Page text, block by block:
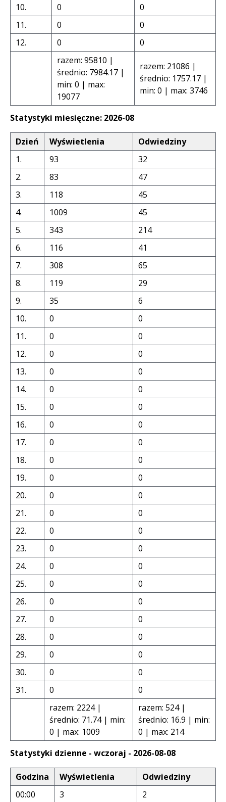
10.
0
0
11.
0
0
12.
0
0
razem: 95810 |
średnio: 7984.17 |
min: 0 | max:
19077
razem: 21086 |
średnio: 1757.17 |
min: 0 | max: 3746
Statystyki miesięczne: 2026-08
Dzień Wyświetlenia
Odwiedziny
1.
93
32
2.
83
47
3.
118
45
4.
1009
45
5.
343
214
6.
116
41
7.
308
65
8.
119
29
9.
35
6
10.
0
0
11.
0
0
12.
0
0
13.
0
0
14.
0
0
15.
0
0
16.
0
0
17.
0
0
18.
0
0
19.
0
0
20.
0
0
21.
0
0
22.
0
0
23.
0
0
24.
0
0
25.
0
0
26.
0
0
27.
0
0
28.
0
0
29.
0
0
30.
0
0
31.
0
0
razem: 2224 |
średnio: 71.74 | min:
0 | max: 1009
razem: 524 |
średnio: 16.9 | min:
0 | max: 214
Statystyki dzienne - wczoraj - 2026-08-08
Godzina Wyświetlenia
Odwiedziny
00:00
3 2